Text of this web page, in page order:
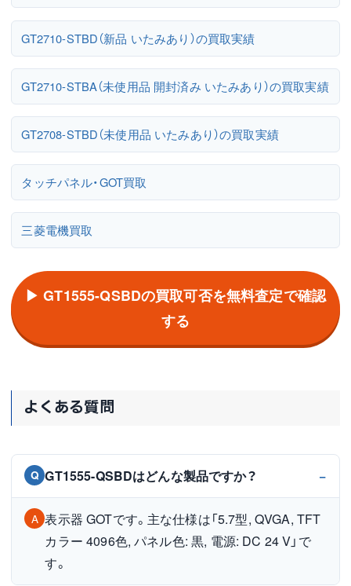
GT2710-STBD（新品 いたみあり）の買取実績
GT2710-STBA（未使用品 開封済み いたみあり）の買取実績
GT2708-STBD（未使用品 いたみあり）の買取実績
タッチパネル・GOT買取
三菱電機買取
▶ GT1555-QSBDの買取可否を無料査定で確認
する
よくある質問
Q GT1555-QSBDはどんな製品ですか？
A 表示器 GOTです。主な仕様は「5.7型, QVGA, TFT
カラー 4096色, パネル色: 黒, 電源: DC 24 V」で
す。